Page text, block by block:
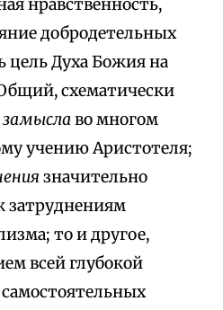
нравственность,
добродетельных
цель Духа Божия на
схематически
замыславо многом
учению Аристотеля;
значительно
затруднениям
то и другое,
всей глубокой